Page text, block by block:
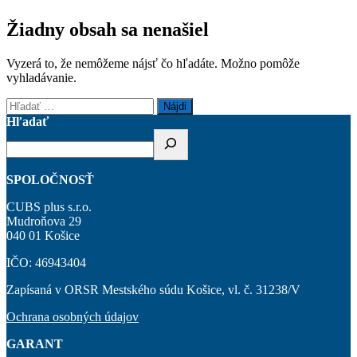
Žiadny obsah sa nenašiel
Vyzerá to, že nemôžeme nájsť čo hľadáte. Možno pomôže
vyhladávanie.
Hľadať:
Hľadať
SPOLOČNOSŤ
CUBS plus s.r.o.
Mudroňova 29
040 01 Košice
IČO: 46943404
Zapísaná v ORSR Mestského súdu Košice, vl. č. 31238/V
Ochrana osobných údajov
GARANT